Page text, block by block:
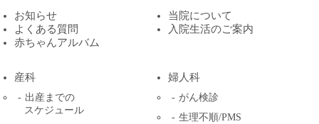
お知らせ
当院について
よくある質問
入院生活のご案内
赤ちゃんアルバム
産科
出産までの
スケジュール
婦人科
がん検診
生理不順/PMS